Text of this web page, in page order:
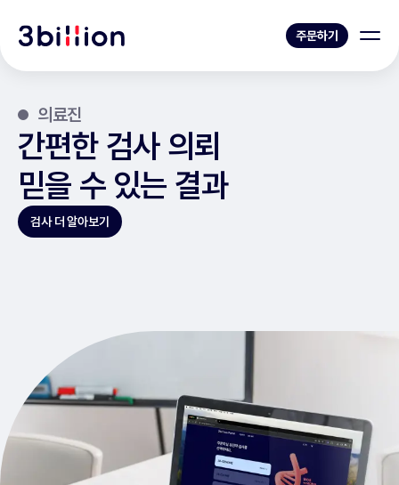
주문하기
의료진
간편한 검사 의뢰
믿을 수 있는 결과
검사 더 알아보기